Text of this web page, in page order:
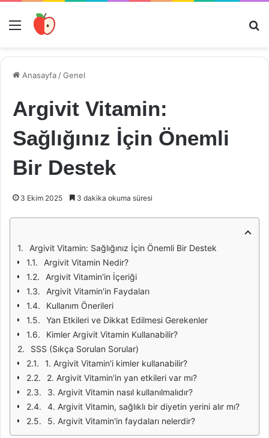
Menü
Anasayfa /Genel
Argivit Vitamin:
Sağlığınız İçin Önemli
Bir Destek
3 Ekim 2025 3 dakika okuma süresi
Argivit Vitamin: Sağlığınız İçin Önemli Bir Destek
Argivit Vitamin Nedir?
Argivit Vitamin'in İçeriği
Argivit Vitamin'in Faydaları
Kullanım Önerileri
Yan Etkileri ve Dikkat Edilmesi Gerekenler
Kimler Argivit Vitamin Kullanabilir?
SSS (Sıkça Sorulan Sorular)
1. Argivit Vitamin'i kimler kullanabilir?
2. Argivit Vitamin'in yan etkileri var mı?
3. Argivit Vitamin nasıl kullanılmalıdır?
4. Argivit Vitamin, sağlıklı bir diyetin yerini alır mı?
5. Argivit Vitamin'in faydaları nelerdir?